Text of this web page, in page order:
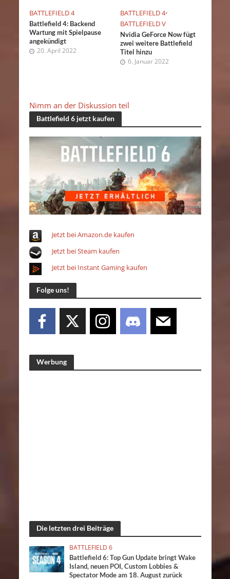
BATTLEFIELD 4
Battlefield 4: Backend
Wartung mit Spielpause
angekündigt
20. April 2022
BATTLEFIELD 4•
BATTLEFIELD V
Nvidia GeForce Now fügt
zwei weitere Battlefield
Titel hinzu
6. Januar 2022
Nimm an der Diskussion teil
Battlefield 6 jetzt kaufen
Jetzt bei Amazon.de kaufen
Jetzt bei Steam kaufen
Jetzt bei Instant Gaming kaufen
Folge uns!
Werbung
Die letzten drei Beiträge
BATTLEFIELD 6
Battlefield 6: Top Gun Update bringt Wake
Island, neuen POI, Custom Lobbies &
Spectator Mode am 18. August zurück